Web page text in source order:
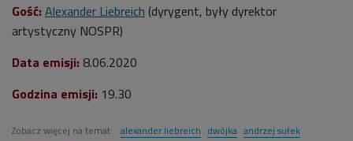
Gość: Alexander Liebreich (dyrygent, były dyrektor
artystyczny NOSPR)
Data emisji: 8.06.2020
Godzina emisji: 19.30
Zobacz więcej na temat: alexander liebreich dwójka andrzej sułek